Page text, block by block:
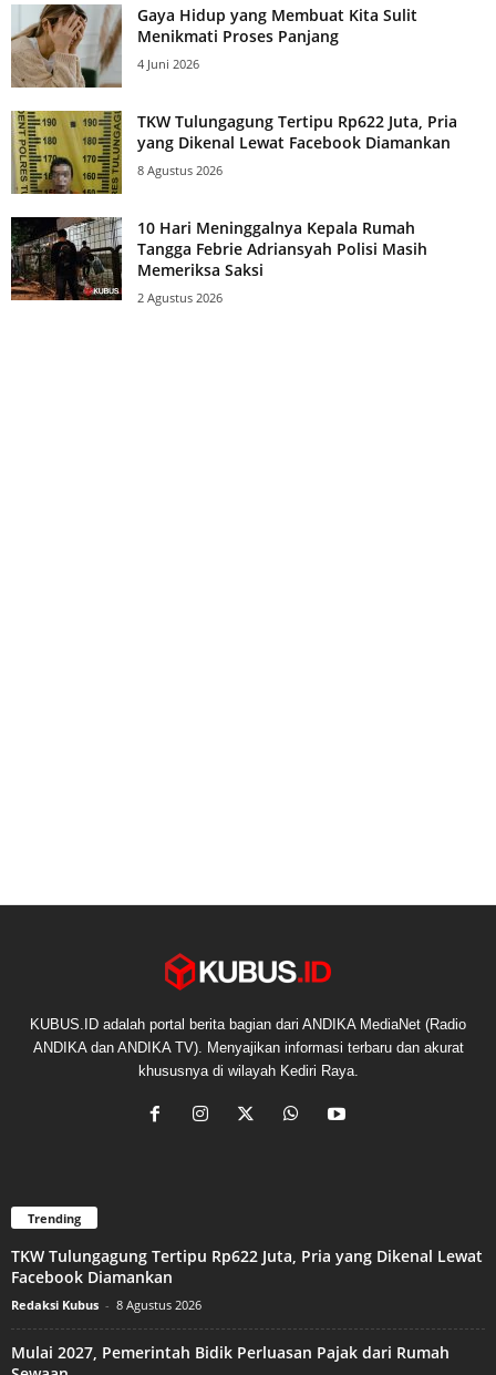
Gaya Hidup yang Membuat Kita Sulit
Menikmati Proses Panjang
4 Juni 2026
TKW Tulungagung Tertipu Rp622 Juta, Pria
yang Dikenal Lewat Facebook Diamankan
8 Agustus 2026
10 Hari Meninggalnya Kepala Rumah
Tangga Febrie Adriansyah Polisi Masih
Memeriksa Saksi
2 Agustus 2026
KUBUS.ID adalah portal berita bagian dari ANDIKA MediaNet (Radio
ANDIKA dan ANDIKA TV). Menyajikan informasi terbaru dan akurat
khususnya di wilayah Kediri Raya.
Trending
TKW Tulungagung Tertipu Rp622 Juta, Pria yang Dikenal Lewat
Facebook Diamankan
Redaksi Kubus - 8 Agustus 2026
Mulai 2027, Pemerintah Bidik Perluasan Pajak dari Rumah